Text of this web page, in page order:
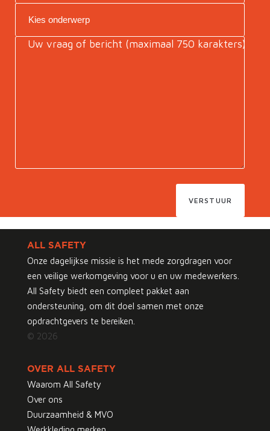
VERSTUUR
ALL SAFETY
Onze dagelijkse missie is het mede zorgdragen voor
een veilige werkomgeving voor u en uw medewerkers.
All Safety biedt een compleet pakket aan
ondersteuning, om dit doel samen met onze
opdrachtgevers te bereiken.
© 2026
OVER ALL SAFETY
Waarom All Safety
Over ons
Duurzaamheid & MVO